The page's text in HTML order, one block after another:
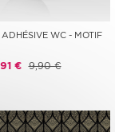
WC - MOTIF
€ 9,90 €